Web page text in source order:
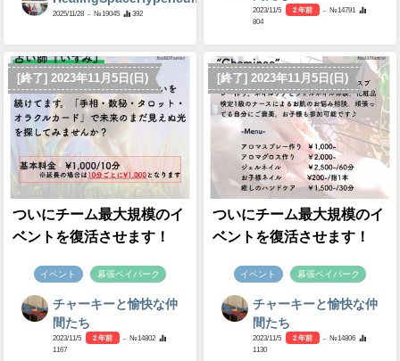
2025/11/28 - №19045 392 2023/11/5 2 年前
- №14791
804
[終了] 2023年11月5日(日)
ついにチーム最大規模のイ
ベントを復活させます！
イベント 幕張ベイパーク
チャーキーと愉快な仲
間たち
2023/11/5 2 年前
- №14802
1167
[終了] 2023年11月5日(日)
ついにチーム最大規模のイ
ベントを復活させます！
イベント 幕張ベイパーク
チャーキーと愉快な仲
間たち
2023/11/5 2 年前
- №14806
1130